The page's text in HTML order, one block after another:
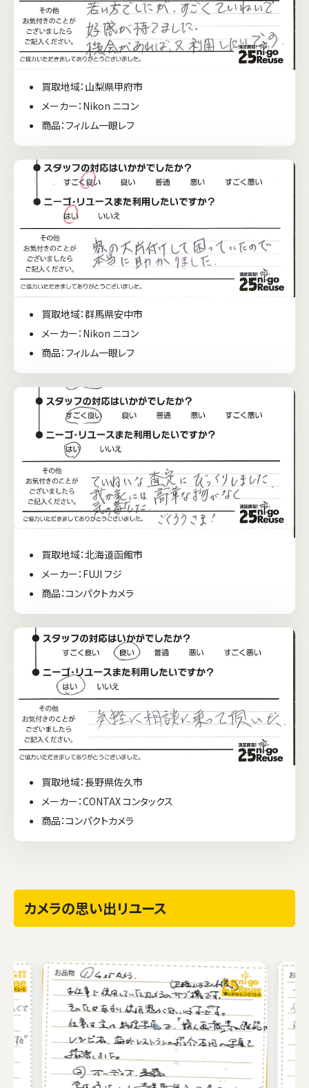
買取地域：山梨県甲府市
メーカー：Nikon ニコン
商品：フィルム一眼レフ
買取地域：群馬県安中市
メーカー：Nikon ニコン
商品：フィルム一眼レフ
買取地域：北海道函館市
メーカー：FUJI フジ
商品：コンパクトカメラ
買取地域：長野県佐久市
メーカー：CONTAX コンタックス
商品：コンパクトカメラ
カメラの思い出リユース